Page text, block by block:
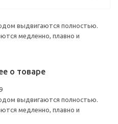
выдвигаются полностью.
медленно, плавно и
о товаре
выдвигаются полностью.
медленно, плавно и